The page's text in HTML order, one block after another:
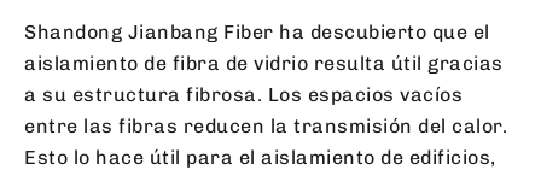
Shandong Jianbang Fiber ha descubierto que el
aislamiento de fibra de vidrio resulta útil gracias
a su estructura fibrosa. Los espacios vacíos
entre las fibras reducen la transmisión del calor.
Esto lo hace útil para el aislamiento de edificios,